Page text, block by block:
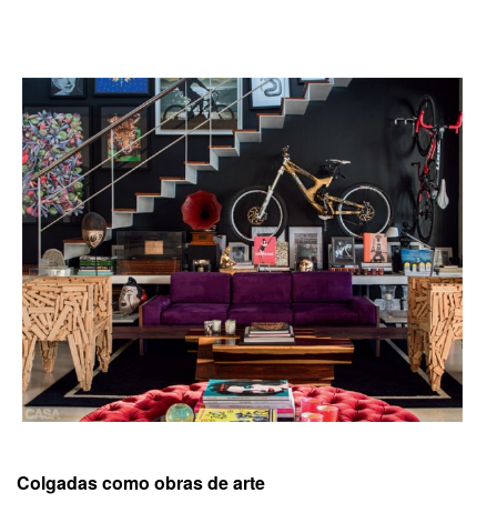
Colgadas como obras de arte